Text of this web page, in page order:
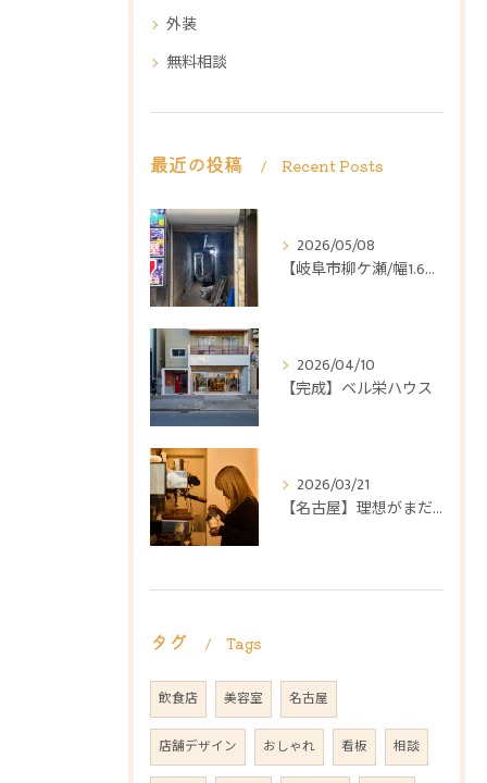
外装
無料相談
最近の投稿 Recent Posts
2026/05/08
【岐阜市柳ケ瀬/幅1.6mビルリノベーション】
2026/04/10
【完成】ベル栄ハウス
2026/03/21
【名古屋】理想がまだ「ぼんやり」しているならシュッテン
タグ Tags
飲食店 美容室 名古屋
店舗デザイン おしゃれ 看板 相談